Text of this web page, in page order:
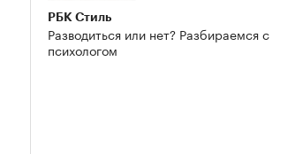
РБК Стиль
Разводиться или нет? Разбираемся с
психологом